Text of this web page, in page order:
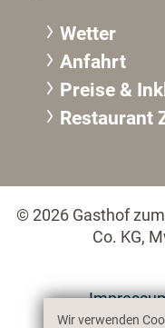
Wetter
Anfahrt
Preise &
Restaurant
© 2026 Gasthof
Co. KG,
Wir verwenden